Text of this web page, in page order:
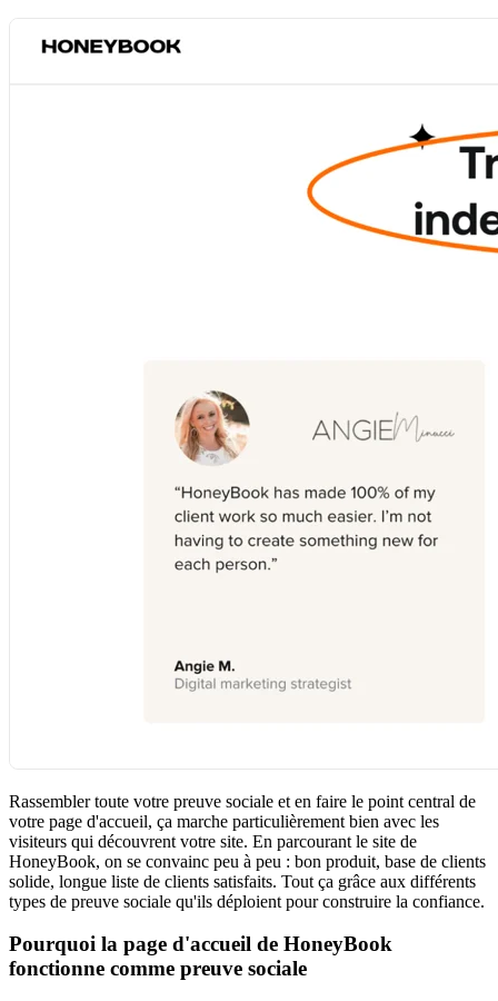
Rassembler toute votre preuve sociale et en faire le point central de
votre page d'accueil, ça marche particulièrement bien avec les
visiteurs qui découvrent votre site. En parcourant le site de
HoneyBook, on se convainc peu à peu : bon produit, base de clients
solide, longue liste de clients satisfaits. Tout ça grâce aux différents
types de preuve sociale qu'ils déploient pour construire la confiance.
Pourquoi la page d'accueil de HoneyBook
fonctionne comme preuve sociale